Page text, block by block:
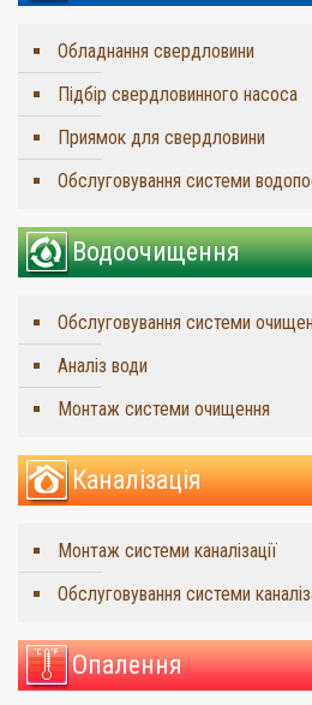
Обладнання свердловини
Підбір свердловинного насоса
Приямок для свердловини
Обслуговування системи
Водоочищення
Обслуговування системи
Аналіз води
Монтаж системи очищення
Каналізація
Монтаж системи каналізації
Обслуговування системи
Опалення